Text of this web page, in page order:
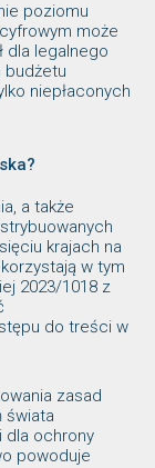
poziomu
może
dla legalnego
budżetu
niepłaconych
a także
krajach na
w tym
2023/1018 z
do treści w
zasad
świata
dla ochrony
powoduje